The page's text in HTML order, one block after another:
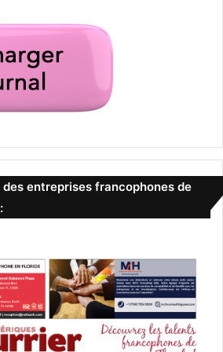
Harjane.
deSérgio Vieira de Mello,
entreprises francophones de